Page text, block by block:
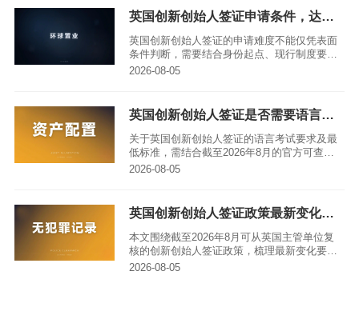
英国创新创始人签证申请条件，达标难不难？
英国创新创始人签证的申请难度不能仅凭表面
条件判断，需要结合身份起点、现行制度要
求、证据链准备能力以及长期履行规划等多维
业居留路径，申请人需先取得有限期签证，满
足独立经营条件后可申请永久居留，再按身份
制度考虑入籍，全程需避开类别混淆、证据不
足、流程误判等常见误区。
2026-08-05
英国创新创始人签证是否需要语言考试，最低要求是什么
关于英国创新创始人签证的语言考试要求及最
低标准，需结合截至2026年8月的官方可查制
度，按首次申请、永久居留、入籍三个不同身
线误判导致时间和预算浪费。
2026-08-05
英国创新创始人签证政策最新变化指南｜亚太环球移民
本文围绕截至2026年8月可从英国主管单位复
核的创新创始人签证政策，梳理最新变化要
点，同时讲解如何准确查证规则、拆解潜在风
2026-08-05